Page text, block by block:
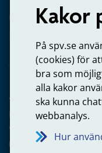
Kakor
På spv.se
(cookies) för
bra som
alla kakor
ska kunna
webbanalys.
Hur
Kontakta oss
Arbetsgivare
Frågor om
anställning
060-18 75 03